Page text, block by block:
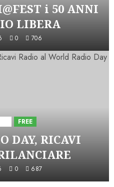
i 50 ANNI
LIBERA
0 706
FREE
DAY, RICAVI
0 687